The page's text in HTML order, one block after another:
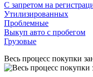
С запретом на
Утилизированных
Проблемные
Выкуп авто с пробегом
Грузовые
Весь процесс покупки